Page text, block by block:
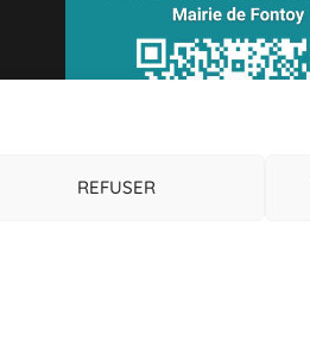
REFUSER